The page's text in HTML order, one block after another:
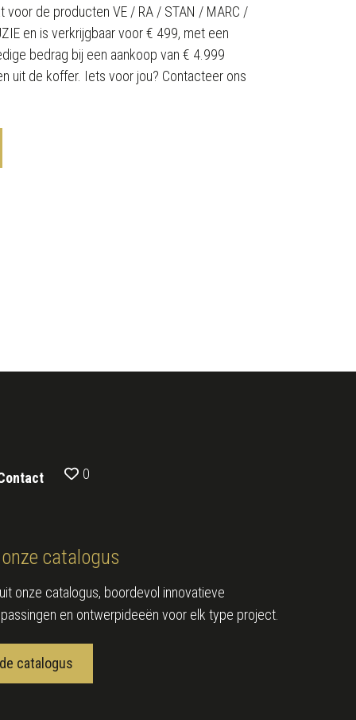
de producten VE / RA / STAN / MARC /
en is verkrijgbaar voor € 499, met een
bedrag bij een aankoop van € 4.999
uit de koffer. Iets voor jou? Contacteer ons
0
catalogus
onze catalogus, boordevol innovatieve
en ontwerpideeën voor elk type project.
catalogus